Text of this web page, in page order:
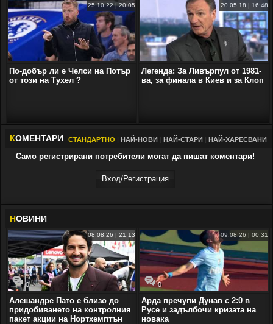
25.10.22 | 20:05
По-добър ли е Челси на Потър
от този на Тухел ?
20.05.18 | 16:48
Легенда: За Ливърпул от 1981-
ва, за финала в Киев и за Клоп
КОМЕНТАРИ СТАНДАРТНО НАЙ-НОВИ НАЙ-СТАРИ НАЙ-ХАРЕСВАНИ
Само регистрирани потребители могат да пишат коментари!
Вход/Регистрaция
НОВИНИ
0
08.08.26 | 21:13
Алешандре Пато е близо до
придобиването на контролния
пакет акции на Нортхемптън
0
09.08.26 | 00:31
Арда пречупи Дунав с 2:0 в
Русе и задълбочи кризата на
новака